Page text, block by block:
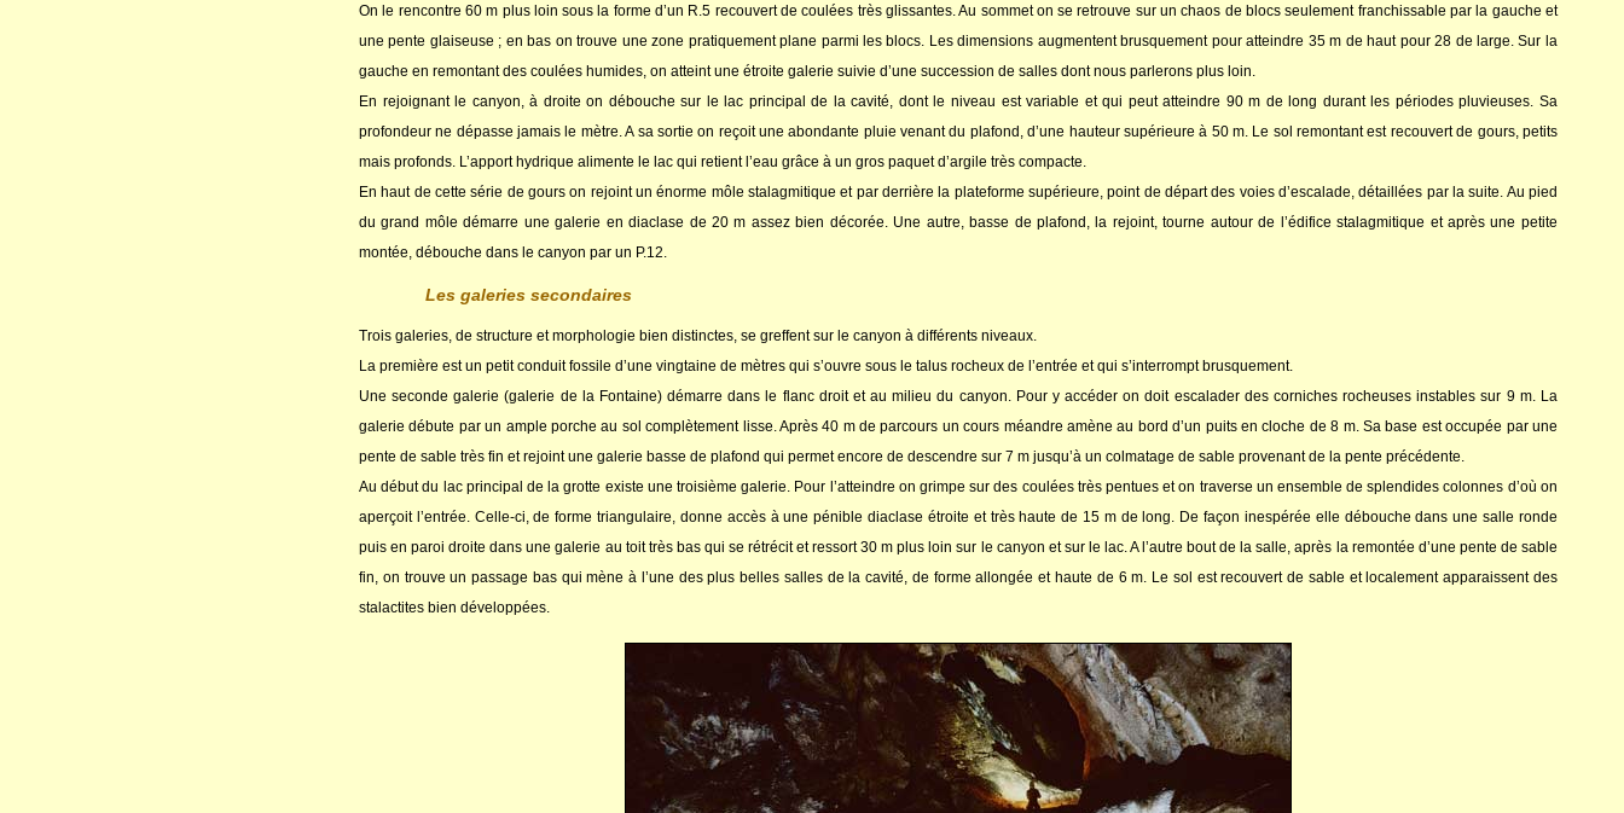
On le rencontre 60 m plus loin sous la forme d’un R.5 recouvert de coulées très glissantes. Au sommet on se retrouve sur un chaos de blocs seulement franchissable par la gauche et
une pente glaiseuse ; en bas on trouve une zone pratiquement plane parmi les blocs. Les dimensions augmentent brusquement pour atteindre 35 m de haut pour 28 de large. Sur la
gauche en remontant des coulées humides, on atteint une étroite galerie suivie d’une succession de salles dont nous parlerons plus loin.
En rejoignant le canyon, à droite on débouche sur le lac principal de la cavité, dont le niveau est variable et qui peut atteindre 90 m de long durant les périodes pluvieuses. Sa
profondeur ne dépasse jamais le mètre. A sa sortie on reçoit une abondante pluie venant du plafond, d’une hauteur supérieure à 50 m. Le sol remontant est recouvert de gours, petits
mais profonds. L’apport hydrique alimente le lac qui retient l’eau grâce à un gros paquet d’argile très compacte.
En haut de cette série de gours on rejoint un énorme môle stalagmitique et par derrière la plateforme supérieure, point de départ des voies d’escalade, détaillées par la suite. Au pied
du grand môle démarre une galerie en diaclase de 20 m assez bien décorée. Une autre, basse de plafond, la rejoint, tourne autour de l’édifice stalagmitique et après une petite
montée, débouche dans le canyon par un P.12.
Les galeries secondaires
Trois galeries, de structure et morphologie bien distinctes, se greffent sur le canyon à différents niveaux.
La première est un petit conduit fossile d’une vingtaine de mètres qui s’ouvre sous le talus rocheux de l’entrée et qui s’interrompt brusquement.
Une seconde galerie (galerie de la Fontaine) démarre dans le flanc droit et au milieu du canyon. Pour y accéder on doit escalader des corniches rocheuses instables sur 9 m. La
galerie débute par un ample porche au sol complètement lisse. Après 40 m de parcours un cours méandre amène au bord d’un puits en cloche de 8 m. Sa base est occupée par une
pente de sable très fin et rejoint une galerie basse de plafond qui permet encore de descendre sur 7 m jusqu’à un colmatage de sable provenant de la pente précédente.
Au début du lac principal de la grotte existe une troisième galerie. Pour l’atteindre on grimpe sur des coulées très pentues et on traverse un ensemble de splendides colonnes d’où on
aperçoit l’entrée. Celle-ci, de forme triangulaire, donne accès à une pénible diaclase étroite et très haute de 15 m de long. De façon inespérée elle débouche dans une salle ronde
puis en paroi droite dans une galerie au toit très bas qui se rétrécit et ressort 30 m plus loin sur le canyon et sur le lac. A l’autre bout de la salle, après la remontée d’une pente de sable
fin, on trouve un passage bas qui mène à l’une des plus belles salles de la cavité, de forme allongée et haute de 6 m. Le sol est recouvert de sable et localement apparaissent des
stalactites bien développées.